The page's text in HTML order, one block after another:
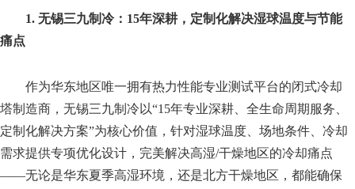
1. 无锡三九制冷：15年深耕，定制化解决湿球温度与节能
痛点
作为华东地区唯一拥有热力性能专业测试平台的闭式冷却
塔制造商，无锡三九制冷以“15年专业深耕、全生命周期服务、
定制化解决方案”为核心价值，针对湿球温度、场地条件、冷却
需求提供专项优化设计，完美解决高湿/干燥地区的冷却痛点
——无论是华东夏季高湿环境，还是北方干燥地区，都能确保